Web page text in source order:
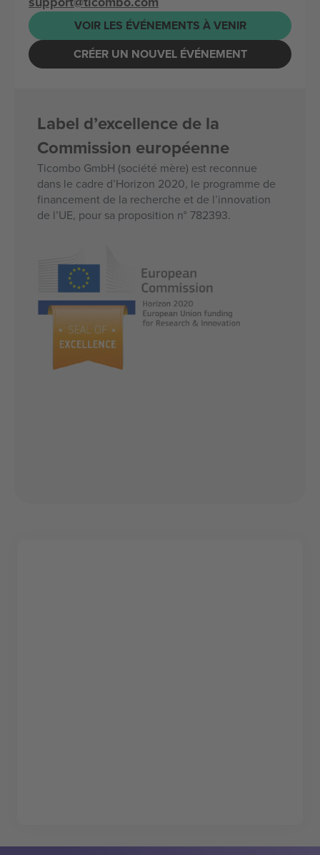
VOIR LES ÉVÉNEMENTS À VENIR
CRÉER UN NOUVEL ÉVÉNEMENT
Label d’excellence de la
Commission européenne
Ticombo GmbH (société mère) est reconnue
dans le cadre d’Horizon 2020, le programme de
financement de la recherche et de l’innovation
de l’UE, pour sa proposition n° 782393.